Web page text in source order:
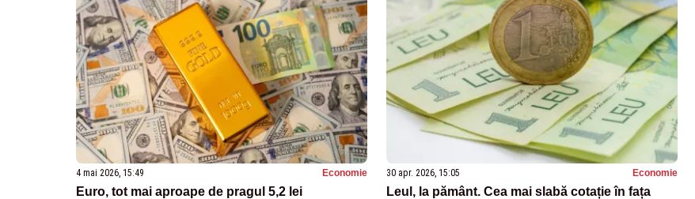
4 mai 2026, 15:49 Economie
Euro, tot mai aproape de pragul 5,2 lei
30 apr. 2026, 15:05 Economie
Leul, la pământ. Cea mai slabă cotație în fața